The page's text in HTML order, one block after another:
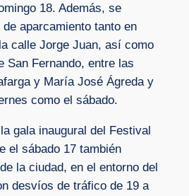
18. Además, se
aparcamiento tanto en
calle Jorge Juan, así como
San Fernando, entre las
y María José Ágreda y
como el sábado.
gala inaugural del Festival
el sábado 17 también
la ciudad, en el entorno del
desvíos de tráfico de 19 a